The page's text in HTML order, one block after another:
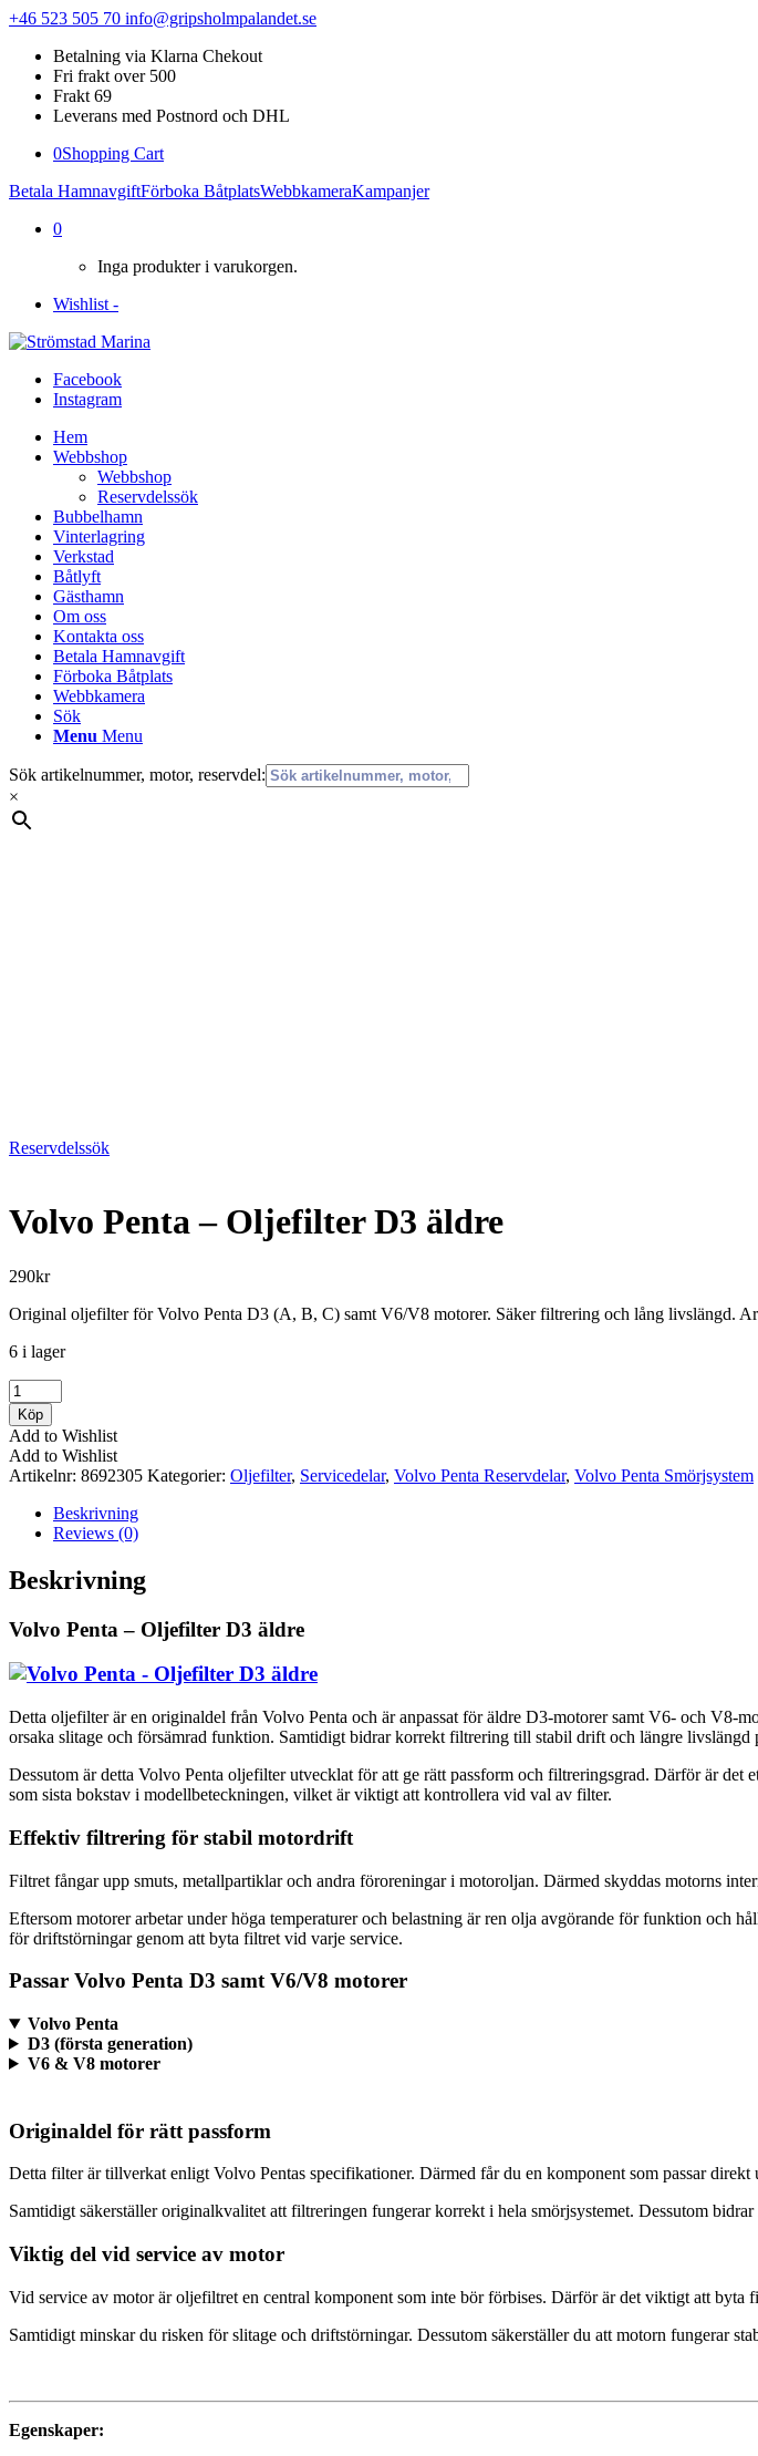
+46 523 505 70 info@gripsholmpalandet.se
Betalning via Klarna Chekout
Fri frakt over 500
Frakt 69
Leverans med Postnord och DHL
0Shopping Cart
Betala HamnavgiftFörboka BåtplatsWebbkameraKampanjer
0
Inga produkter i varukorgen.
Wishlist -
Facebook
Instagram
Hem
Webbshop
Webbshop
Reservdelssök
Bubbelhamn
Vinterlagring
Verkstad
Båtlyft
Gästhamn
Om oss
Kontakta oss
Betala Hamnavgift
Förboka Båtplats
Webbkamera
Sök
Menu Menu
Sök artikelnummer, motor, reservdel:
×
Reservdelssök
Volvo Penta – Oljefilter D3 äldre
290kr
Original oljefilter för Volvo Penta D3 (A, B, C) samt V6/V8 motorer. Säker filtrering och lång livslängd.
6 i lager
Volvo
Penta
-
Oljefilter
D3
äldre
mängd
Köp
Add to Wishlist
Add to Wishlist
Artikelnr: 8692305 Kategorier: Oljefilter, Servicedelar, Volvo Penta Reservdelar, Volvo Penta Smörjsystem
Beskrivning
Reviews (0)
Beskrivning
Volvo Penta – Oljefilter D3 äldre
Detta oljefilter är en originaldel från Volvo Penta och är anpassat för äldre D3-motorer samt V6- och V8-
orsaka slitage och försämrad funktion. Samtidigt bidrar korrekt filtrering till stabil drift och längre livslängd
Dessutom är detta Volvo Penta oljefilter utvecklat för att ge rätt passform och filtreringsgrad. Därför är
som sista bokstav i modellbeteckningen, vilket är viktigt att kontrollera vid val av filter.
Effektiv filtrering för stabil motordrift
Filtret fångar upp smuts, metallpartiklar och andra föroreningar i motoroljan. Därmed skyddas motorns
Eftersom motorer arbetar under höga temperaturer och belastning är ren olja avgörande för funktion och
för driftstörningar genom att byta filtret vid varje service.
Passar Volvo Penta D3 samt V6/V8 motorer
Volvo Penta
D3 (första generation)
V6 & V8 motorer
Originaldel för rätt passform
Detta filter är tillverkat enligt Volvo Pentas specifikationer. Därmed får du en komponent som passar direkt
Samtidigt säkerställer originalkvalitet att filtreringen fungerar korrekt i hela smörjsystemet. Dessutom
Viktig del vid service av motor
Vid service av motor är oljefiltret en central komponent som inte bör förbises. Därför är det viktigt att byta
Samtidigt minskar du risken för slitage och driftstörningar. Dessutom säkerställer du att motorn fungerar
Egenskaper: